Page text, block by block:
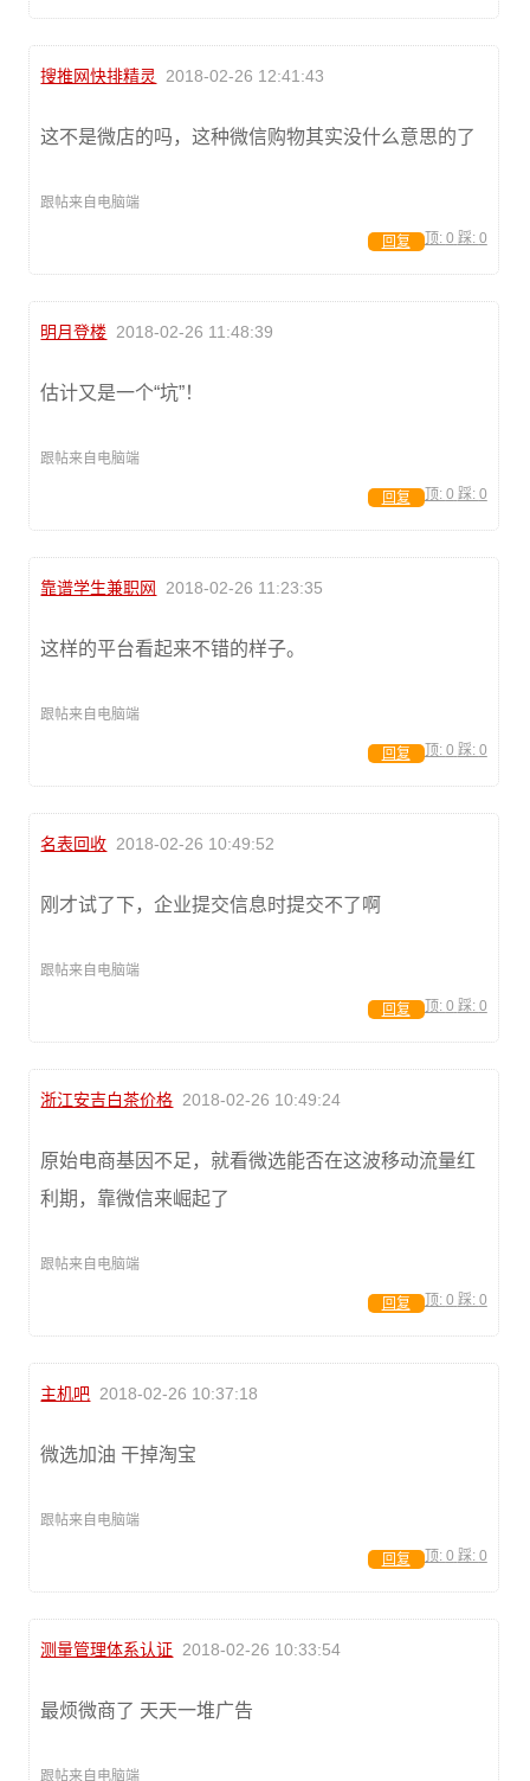
搜推网快排精灵 2018-02-26 12:41:43
这不是微店的吗，这种微信购物其实没什么意思的了
跟帖来自电脑端
顶: 0 踩: 0
回复
明月登楼 2018-02-26 11:48:39
估计又是一个“坑”！
跟帖来自电脑端
顶: 0 踩: 0
回复
靠谱学生兼职网 2018-02-26 11:23:35
这样的平台看起来不错的样子。
跟帖来自电脑端
顶: 0 踩: 0
回复
名表回收 2018-02-26 10:49:52
刚才试了下，企业提交信息时提交不了啊
跟帖来自电脑端
顶: 0 踩: 0
回复
浙江安吉白茶价格 2018-02-26 10:49:24
原始电商基因不足，就看微选能否在这波移动流量红
利期，靠微信来崛起了
跟帖来自电脑端
顶: 0 踩: 0
回复
主机吧 2018-02-26 10:37:18
微选加油 干掉淘宝
跟帖来自电脑端
顶: 0 踩: 0
回复
测量管理体系认证 2018-02-26 10:33:54
最烦微商了 天天一堆广告
跟帖来自电脑端